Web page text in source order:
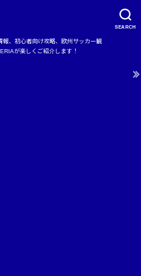
SEARCH
、初心者向け攻略、欧州サッカー観
が楽しくご紹介します！